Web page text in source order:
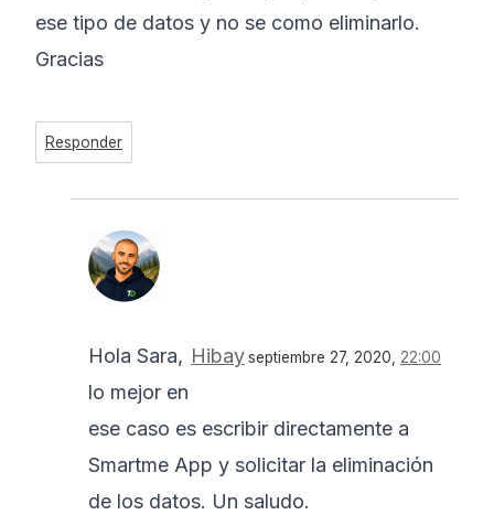
ese tipo de datos y no se como eliminarlo.
Gracias
Responder
Hibayseptiembre 27, 2020, 22:00
Hola Sara,
lo mejor en
ese caso es escribir directamente a
Smartme App y solicitar la eliminación
de los datos. Un saludo.